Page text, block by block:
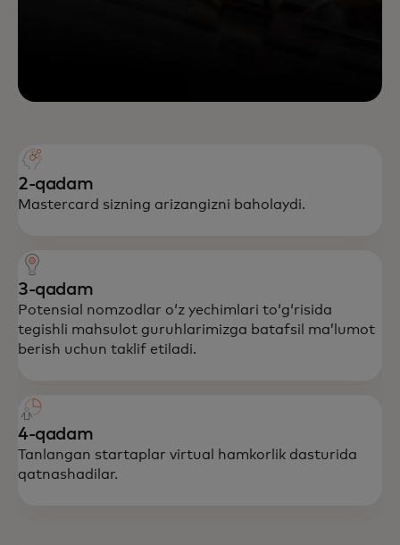
2-qadam
Mastercard sizning arizangizni baholaydi.
3-qadam
Potensial nomzodlar oʻz yechimlari toʻgʻrisida
tegishli mahsulot guruhlarimizga batafsil maʼlumot
berish uchun taklif etiladi.
4-qadam
Tanlangan startaplar virtual hamkorlik dasturida
qatnashadilar.